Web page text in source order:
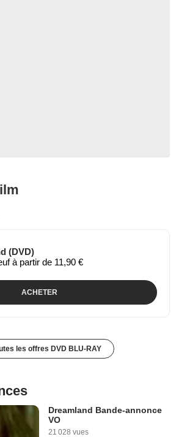
(DVD)
à partir de 11,90 €
ACHETER
les offres DVD BLU-RAY
Dreamland Bande-annonce
VO
21 028 vues